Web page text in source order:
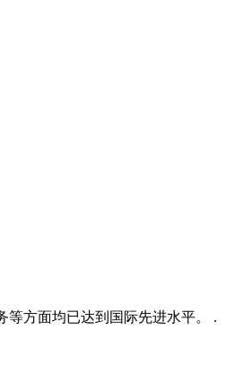
等方面均已达到国际先进水平。 .